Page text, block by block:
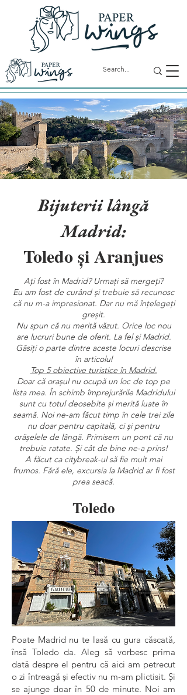
Bijuterii lângă
Madrid:
Toledo și Aranjues
Ați fost în Madrid? Urmați să mergeți?
Eu am fost de curând și trebuie să recunosc
că nu m-a impresionat. Dar nu mă înțelegeți
greșit.
Nu spun că nu merită văzut. Orice loc nou
are lucruri bune de oferit. La fel și Madrid.
Găsiți o parte dintre aceste locuri descrise
în articolul
Top 5 obiective turistice în Madrid.
Doar că orașul nu ocupă un loc de top pe
lista mea. În schimb împrejurările Madridului
sunt cu totul deosebite și merită luate în
seamă. Noi ne-am făcut timp în cele trei zile
nu doar pentru capitală, ci și pentru
orășelele de lângă. Primisem un pont că nu
trebuie ratate. Și cât de bine ne-a prins!
A făcut ca citybreak-ul să fie mult mai
frumos. Fără ele, excursia la Madrid ar fi fost
prea seacă.
Toledo
Poate Madrid nu te lasă cu gura căscată,
însă Toledo da. Aleg să vorbesc prima
dată despre el pentru că aici am petrecut
o zi întreagă și efectiv nu m-am plictisit. Și
se ajunge doar în 50 de minute. Noi am